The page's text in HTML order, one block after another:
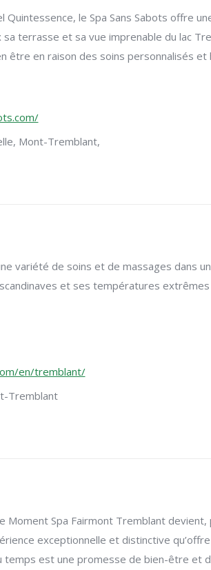
Quintessence, le Spa Sans Sabots offre
sa terrasse et sa vue imprenable du lac
être en raison des soins personnalisés
Mont-Tremblant,
variété de soins et de massages dans
et ses températures extrêmes
en/tremblant/
Tremblant
Moment Spa Fairmont Tremblant
exceptionnelle et distinctive
temps est une promesse de bien-être et